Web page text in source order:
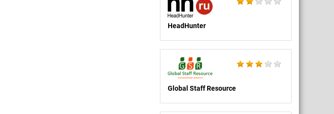
HeadHunter
Global Staff Resource